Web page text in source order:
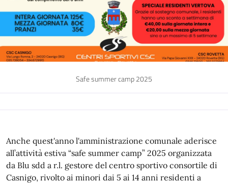
Safe summer camp 2025
Anche quest'anno l'amministrazione comunale aderisce
all’attività estiva “safe summer camp” 2025 organizzata
da Blu sdd a r.l. gestore del centro sportivo consortile di
Casnigo, rivolto ai minori dai 5 ai 14 anni residenti a